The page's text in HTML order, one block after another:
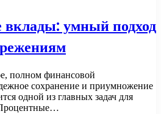
умный подход
полном финансовой
сохранение и приумножение
одной из главных задач для